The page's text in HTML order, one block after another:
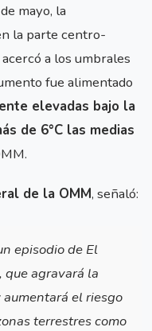
mayo, la
la parte centro-
a los umbrales
fue alimentado
elevadas bajo la
de 6°C las medias
de la OMM, señaló:
episodio de El
agravará la
el riesgo
terrestres como